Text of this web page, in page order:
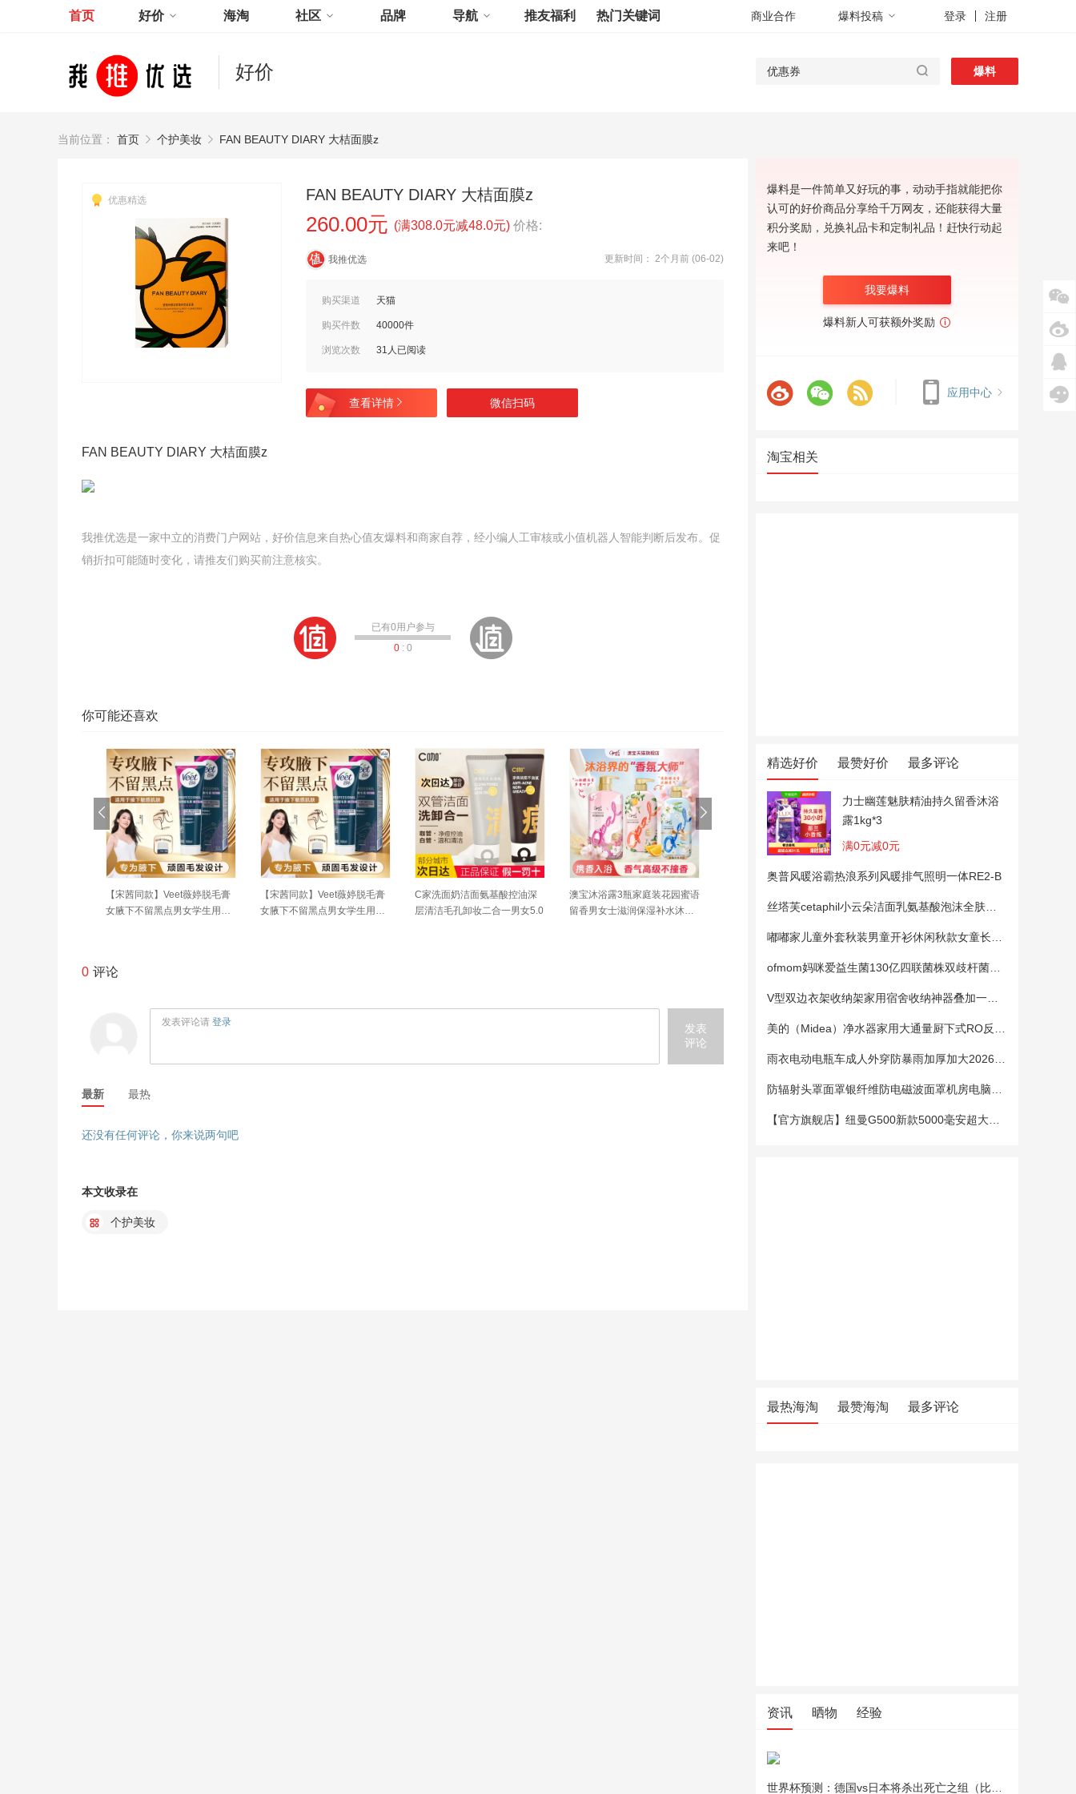
首页 好价 海淘 社区 品牌 导航 推友福利 热门关键词 商业合作 爆料投稿 登录 注册
好价 爆料
当前位置： 首页 个护美妆 FAN BEAUTY DIARY 大桔面膜z
优惠精选 FAN BEAUTY DIARY 大桔面膜z
260.00元 (满308.0元减48.0元) 价格:
我推优选 更新时间： 2个月前 (06-02)
购买渠道 天猫
购买件数 40000件
浏览次数 31人已阅读
查看详情 微信扫码
FAN BEAUTY DIARY 大桔面膜z
我推优选是一家中立的消费门户网站，好价信息来自热心值友爆料和商家自荐，经小编人工审核或小值机器人智能判断后发布。促
销折扣可能随时变化，请推友们购买前注意核实。
已有0用户参与
0: 0
你可能还喜欢
澳宝沐浴露3瓶家庭装花园蜜语
留香男女士滋润保湿补水沐浴
红之水感卸妆油小蛮腰清洁眼
唇脸部敏感肌可用卸妆水乳膏
澳宝沐浴露家庭3瓶留香滋润补
水保湿沐浴液学生清洁香氛沐
【自营】Bifesta/缤若诗漫丹眼
唇卸妆液水卸妆油卸妆膏温和
唇卸妆液水卸妆油卸妆膏温和
g
0 评论
发表评论请 登录
发表
评论
最新 最热
还没有任何评论，你来说两句吧
本文收录在
个护美妆
爆料是一件简单又好玩的事，动动手指就能把你
认可的好价商品分享给千万网友，还能获得大量
积分奖励，兑换礼品卡和定制礼品！赶快行动起
来吧！
我要爆料
爆料新人可获额外奖励
应用中心
淘宝相关
精选好价 最赞好价 最多评论
力士幽莲魅肤精油持久留香沐浴
露1kg*3
满0元减0元
奥普风暖浴霸热浪系列风暖排气照明一体RE2-B
最热海淘 最赞海淘 最多评论
资讯 晒物 经验